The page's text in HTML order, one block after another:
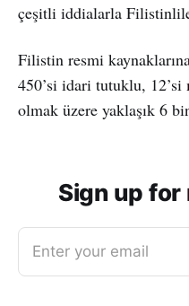
çeşitli iddialarla
Filistin resmi
450’si idari tutuklu,
olmak üzere yaklaşık 6
Sign up for
Enter your email